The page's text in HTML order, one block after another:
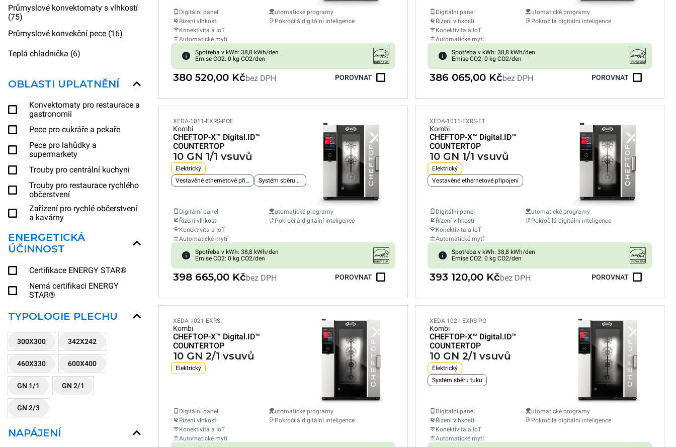
Průmyslové konvektomaty s vlhkostí
(75)
Průmyslové konvekční pece (16)
Teplá chladnička (6)
OBLASTI UPLATNĚNÍ
Konvektomaty pro restaurace a
gastronomii
Pece pro cukráře a pekaře
Pece pro lahůdky a
supermarkety
Trouby pro centrální kuchyni
Trouby pro restaurace rychlého
občerstvení
Zařízení pro rychlé občerstvení
a kavárny
ENERGETICKÁ
ÚČINNOST
Certifikace ENERGY STAR®
Nemá certifikaci ENERGY
STAR®
TYPOLOGIE PLECHU
300X300 342X242
460X330 600X400
GN 1/1 GN 2/1
GN 2/3
NAPÁJENÍ
Digitální panel
Řízení vlhkosti
Konektivita a IoT
Automatické mytí
utomatické programy
Pokročilá digitální inteligence
Spotřeba v kWh: 38,8 kWh/den
Emise CO2: 0 kg CO2/den
380 520,00 Kčbez DPH POROVNAT
Digitální panel
Řízení vlhkosti
Konektivita a IoT
Automatické mytí
utomatické programy
Pokročilá digitální inteligence
Spotřeba v kWh: 38,8 kWh/den
Emise CO2: 0 kg CO2/den
386 065,00 Kčbez DPH POROVNAT
XEDA-1011-EXRS-POE
Kombi
CHEFTOP-X™ Digital.ID™
COUNTERTOP
10 GN 1/1 vsuvů
Elektrický
Vestavěné ethernetové připojení
Systém sběru tuku
Digitální panel
Řízení vlhkosti
Konektivita a IoT
Automatické mytí
utomatické programy
Pokročilá digitální inteligence
Spotřeba v kWh: 38,8 kWh/den
Emise CO2: 0 kg CO2/den
398 665,00 Kčbez DPH POROVNAT
XEDA-1011-EXRS-ET
Kombi
CHEFTOP-X™ Digital.ID™
COUNTERTOP
10 GN 1/1 vsuvů
Elektrický
Vestavěné ethernetové připojení
Digitální panel
Řízení vlhkosti
Konektivita a IoT
Automatické mytí
utomatické programy
Pokročilá digitální inteligence
Spotřeba v kWh: 38,8 kWh/den
Emise CO2: 0 kg CO2/den
393 120,00 Kčbez DPH POROVNAT
XEDA-1021-EXRS
Kombi
CHEFTOP-X™ Digital.ID™
COUNTERTOP
10 GN 2/1 vsuvů
Elektrický
Digitální panel
Řízení vlhkosti
Konektivita a IoT
Automatické mytí
utomatické programy
Pokročilá digitální inteligence
XEDA-1021-EXRS-PO
Kombi
CHEFTOP-X™ Digital.ID™
COUNTERTOP
10 GN 2/1 vsuvů
Elektrický
Systém sběru tuku
Digitální panel
Řízení vlhkosti
Konektivita a IoT
Automatické mytí
utomatické programy
Pokročilá digitální inteligence